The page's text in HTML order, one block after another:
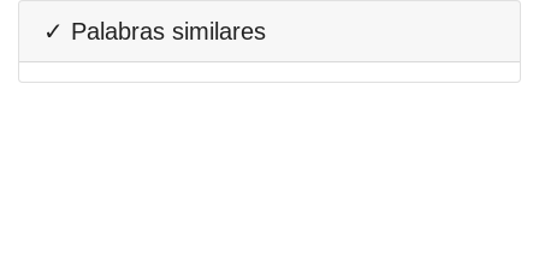
✓ Palabras similares